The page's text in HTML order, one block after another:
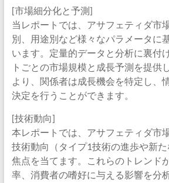
[市場細分化と予測]
当レポートでは、アサフェティダ市
別、用途別など様々なパラメータに
います。定量的データと分析に裏付
トごとの市場規模と成長予測を提供
より、関係者は成長機会を特定し、
決定を行うことができます。
[技術動向]
本レポートでは、アサフェティダ市
技術動向（タイプ1技術の進歩や新
焦点を当てます。これらのトレンド
率、消費者の嗜好に与える影響を分